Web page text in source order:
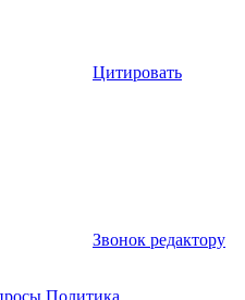
Цитировать
Звонок редактору
Политика